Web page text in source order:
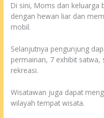
Di sini, Moms dan keluarga
dengan hewan liar dan
mobil.
Selanjutnya pengunjung
permainan, 7 exhibit
rekreasi.
Wisatawan juga dapat
wilayah tempat wisata.